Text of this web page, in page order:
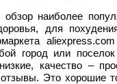
наиболее
для
город или
качество –
Это хорошие